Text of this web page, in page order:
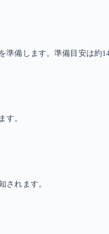
備します。準備目安は約14
す。
されます。